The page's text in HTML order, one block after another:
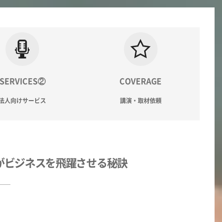
人向けサービス
COVERAGE
講演・取材依頼
ジネスを飛躍させる秘訣